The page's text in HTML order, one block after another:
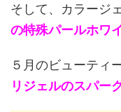
そして、カラージ
の特殊パールホワ
５月のビューティ
リジェルのスパー